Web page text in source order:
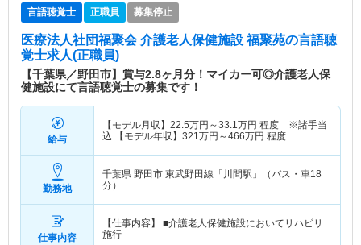
言語聴覚士 正職員 募集停止
医療法人社団福聚会 介護老人保健施設 福聚苑の言語聴
覚士求人(正職員)
【千葉県／野田市】賞与2.8ヶ月分！マイカー可◎介護老人保
健施設にて言語聴覚士の募集です！
給与
【モデル月収】 22.5万円～33.1万円 程度 ※諸手当
込 【モデル年収】 321万円～466万円 程度
勤務地
千葉県 野田市 東武野田線「川間駅」（バス・車18
分）
仕事内容
【仕事内容】 ■介護老人保健施設においてリハビリ
施行